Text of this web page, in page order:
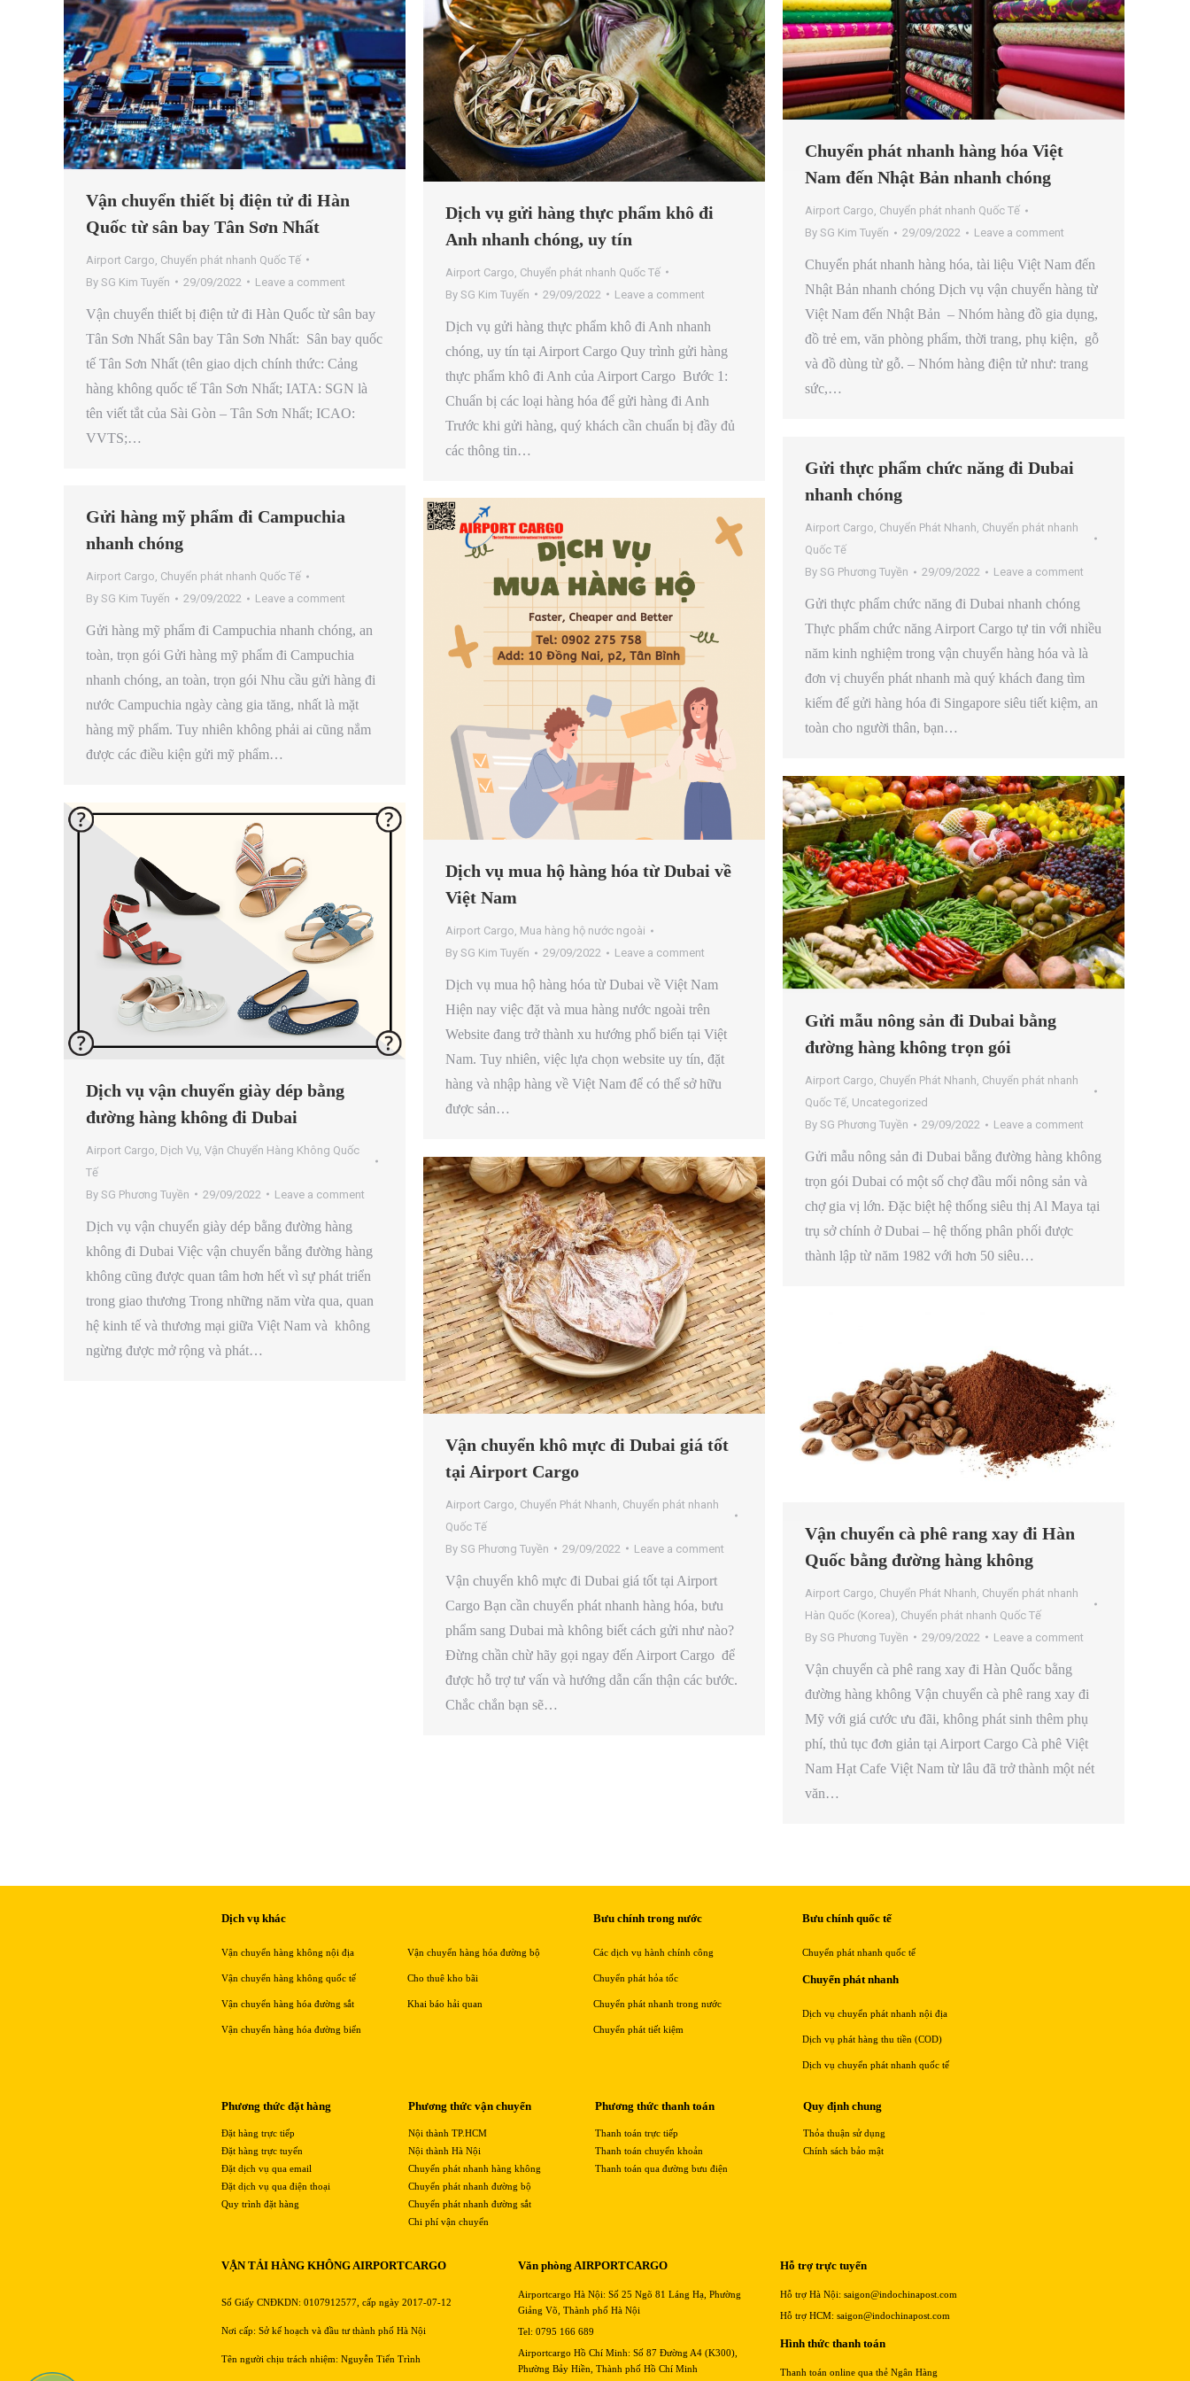
Vận chuyển thiết bị điện tử đi Hàn
Quốc từ sân bay Tân Sơn Nhất
Airport Cargo Chuyển phát nhanh Quốc Tế
By SG Kim Tuyến 29/09/2022 Leave a comment
Vận chuyển thiết bị điện tử đi Hàn Quốc từ sân bay
Tân Sơn Nhất Sân bay Tân Sơn Nhất: Sân bay quốc
tế Tân Sơn Nhất (tên giao dịch chính thức: Cảng
hàng không quốc tế Tân Sơn Nhất; IATA: SGN là
tên viết tắt của Sài Gòn – Tân Sơn Nhất; ICAO:
VVTS;…
Dịch vụ gửi hàng thực phẩm khô đi
Anh nhanh chóng, uy tín
Airport Cargo Chuyển phát nhanh Quốc Tế
By SG Kim Tuyến 29/09/2022 Leave a comment
Dịch vụ gửi hàng thực phẩm khô đi Anh nhanh
chóng, uy tín tại Airport Cargo Quy trình gửi hàng
thực phẩm khô đi Anh của Airport Cargo Bước 1:
Chuẩn bị các loại hàng hóa để gửi hàng đi Anh
Trước khi gửi hàng, quý khách cần chuẩn bị đầy đủ
các thông tin…
Chuyển phát nhanh hàng hóa Việt
Nam đến Nhật Bản nhanh chóng
Airport Cargo, Chuyển phát nhanh Quốc Tế
By SG Kim Tuyến 29/09/2022 Leave a comment
Chuyển phát nhanh hàng hóa, tài liệu Việt Nam đến
Nhật Bản nhanh chóng Dịch vụ vận chuyển hàng từ
Việt Nam đến Nhật Bản – Nhóm hàng đồ gia dụng,
đồ trẻ em, văn phòng phẩm, thời trang, phụ kiện, gỗ
và đồ dùng từ gỗ. – Nhóm hàng điện tử như: trang
sức,…
Gửi thực phẩm chức năng đi Dubai
nhanh chóng
Airport Cargo, Chuyển Phát Nhanh, Chuyển phát nhanh
Quốc Tế
By SG Phương Tuyền 29/09/2022 Leave a comment
Gửi thực phẩm chức năng đi Dubai nhanh chóng
Thực phẩm chức năng Airport Cargo tự tin với nhiều
năm kinh nghiệm trong vận chuyển hàng hóa và là
đơn vị chuyển phát nhanh mà quý khách đang tìm
kiếm để gửi hàng hóa đi Singapore siêu tiết kiệm, an
toàn cho người thân, bạn…
Gửi hàng mỹ phẩm đi Campuchia
nhanh chóng
Airport Cargo, Chuyển phát nhanh Quốc Tế
By SG Kim Tuyến 29/09/2022 Leave a comment
Gửi hàng mỹ phẩm đi Campuchia nhanh chóng, an
toàn, trọn gói Gửi hàng mỹ phẩm đi Campuchia
nhanh chóng, an toàn, trọn gói Nhu cầu gửi hàng đi
nước Campuchia ngày càng gia tăng, nhất là mặt
hàng mỹ phẩm. Tuy nhiên không phải ai cũng nắm
được các điều kiện gửi mỹ phẩm…
Dịch vụ mua hộ hàng hóa từ Dubai về
Việt Nam
Airport Cargo, Mua hàng hộ nước ngoài
By SG Kim Tuyến 29/09/2022 Leave a comment
Dịch vụ mua hộ hàng hóa từ Dubai về Việt Nam
Hiện nay việc đặt và mua hàng nước ngoài trên
Website đang trở thành xu hướng phổ biến tại Việt
Nam. Tuy nhiên, việc lựa chọn website uy tín, đặt
hàng và nhập hàng về Việt Nam để có thể sở hữu
được sản…
Gửi mẫu nông sản đi Dubai bằng
đường hàng không trọn gói
Airport Cargo, Chuyển Phát Nhanh, Chuyển phát nhanh
Quốc Tế, Uncategorized
By SG Phương Tuyền 29/09/2022 Leave a comment
Gửi mẫu nông sản đi Dubai bằng đường hàng không
trọn gói Dubai có một số chợ đầu mối nông sản và
chợ gia vị lớn. Đặc biệt hệ thống siêu thị Al Maya tại
trụ sở chính ở Dubai – hệ thống phân phối được
thành lập từ năm 1982 với hơn 50 siêu…
Dịch vụ vận chuyển giày dép bằng
đường hàng không đi Dubai
Airport Cargo Dịch Vụ Vận Chuyển Hàng Không Quốc
Tế
By SG Phương Tuyền 29/09/2022 Leave a comment
Dịch vụ vận chuyển giày dép bằng đường hàng
không đi Dubai Việc vận chuyển bằng đường hàng
không cũng được quan tâm hơn hết vì sự phát triển
trong giao thương Trong những năm vừa qua, quan
hệ kinh tế và thương mại giữa Việt Nam và không
ngừng được mở rộng và phát…
Vận chuyển khô mực đi Dubai giá tốt
tại Airport Cargo
Airport Cargo Chuyển Phát Nhanh Chuyển phát nhanh
Quốc Tế
By SG Phương Tuyền 29/09/2022 Leave a comment
Vận chuyển khô mực đi Dubai giá tốt tại Airport
Cargo Bạn cần chuyển phát nhanh hàng hóa, bưu
phẩm sang Dubai mà không biết cách gửi như nào?
Đừng chần chừ hãy gọi ngay đến Airport Cargo để
được hỗ trợ tư vấn và hướng dẫn cẩn thận các bước.
Chắc chắn bạn sẽ…
Vận chuyển cà phê rang xay đi Hàn
Quốc bằng đường hàng không
Airport Cargo Chuyển Phát Nhanh Chuyển phát nhanh
Hàn Quốc (Korea) Chuyển phát nhanh Quốc Tế
By SG Phương Tuyền 29/09/2022 Leave a comment
Vận chuyển cà phê rang xay đi Hàn Quốc bằng
đường hàng không Vận chuyển cà phê rang xay đi
Mỹ với giá cước ưu đãi, không phát sinh thêm phụ
phí, thủ tục đơn giản tại Airport Cargo Cà phê Việt
Nam Hạt Cafe Việt Nam từ lâu đã trở thành một nét
văn…
Dịch vụ khác
Vận chuyển hàng không nội địa
Vận chuyển hàng không quốc tế
Vận chuyển hàng hóa đường sắt
Vận chuyển hàng hóa đường biển
Vận chuyển hàng hóa đường bộ
Cho thuê kho bãi
Khai báo hải quan
Bưu chính trong nước
Các dịch vụ hành chính công
Chuyển phát hỏa tốc
Chuyển phát nhanh trong nước
Chuyển phát tiết kiệm
Bưu chính quốc tế
Chuyển phát nhanh quốc tế
Chuyển phát nhanh
Dịch vụ chuyển phát nhanh nội địa
Dịch vụ phát hàng thu tiền (COD)
Dịch vụ chuyển phát nhanh quốc tế
Phương thức đặt hàng
Đặt hàng trực tiếp
Đặt hàng trực tuyến
Đặt dịch vụ qua email
Đặt dịch vụ qua điện thoại
Quy trình đặt hàng
Phương thức vận chuyển
Nội thành TP.HCM
Nội thành Hà Nội
Chuyển phát nhanh hàng không
Chuyển phát nhanh đường bộ
Chuyển phát nhanh đường sắt
Chi phí vận chuyển
Phương thức thanh toán
Thanh toán trực tiếp
Thanh toán chuyển khoản
Thanh toán qua đường bưu điện
Quy định chung
Thỏa thuận sử dụng
Chính sách bảo mật
VẬN TẢI HÀNG KHÔNG AIRPORTCARGO
Số Giấy CNĐKDN: 0107912577, cấp ngày 2017-07-12
Nơi cấp: Sở kế hoạch và đầu tư thành phố Hà Nội
Tên người chịu trách nhiệm: Nguyễn Tiến Trình
Văn phòng AIRPORTCARGO
Airportcargo Hà Nội: Số 25 Ngõ 81 Láng Hạ, Phường
Giảng Võ, Thành phố Hà Nội
Tel: 0795 166 689
Airportcargo Hồ Chí Minh: Số 87 Đường A4 (K300),
Phường Bảy Hiền, Thành phố Hồ Chí Minh
Hỗ trợ trực tuyến
Hỗ trợ Hà Nội: saigon@indochinapost.com
Hỗ trợ HCM: saigon@indochinapost.com
Hình thức thanh toán
Thanh toán online qua thẻ Ngân Hàng